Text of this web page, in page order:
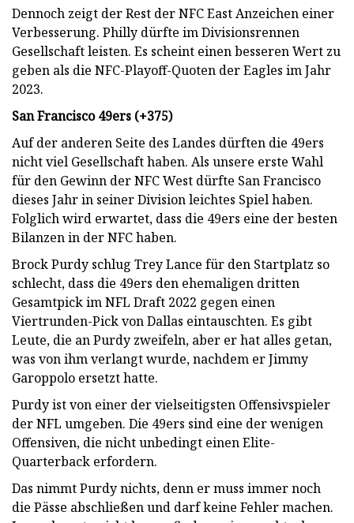
Dennoch zeigt der Rest der NFC East Anzeichen einer
Verbesserung. Philly dürfte im Divisionsrennen
Gesellschaft leisten. Es scheint einen besseren Wert zu
geben als die NFC-Playoff-Quoten der Eagles im Jahr
2023.
San Francisco 49ers (+375)
Auf der anderen Seite des Landes dürften die 49ers
nicht viel Gesellschaft haben. Als unsere erste Wahl
für den Gewinn der NFC West dürfte San Francisco
dieses Jahr in seiner Division leichtes Spiel haben.
Folglich wird erwartet, dass die 49ers eine der besten
Bilanzen in der NFC haben.
Brock Purdy schlug Trey Lance für den Startplatz so
schlecht, dass die 49ers den ehemaligen dritten
Gesamtpick im NFL Draft 2022 gegen einen
Viertrunden-Pick von Dallas eintauschten. Es gibt
Leute, die an Purdy zweifeln, aber er hat alles getan,
was von ihm verlangt wurde, nachdem er Jimmy
Garoppolo ersetzt hatte.
Purdy ist von einer der vielseitigsten Offensivspieler
der NFL umgeben. Die 49ers sind eine der wenigen
Offensiven, die nicht unbedingt einen Elite-
Quarterback erfordern.
Das nimmt Purdy nichts, denn er muss immer noch
die Pässe abschließen und darf keine Fehler machen.